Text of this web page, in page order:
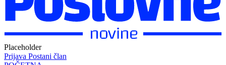
Placeholder
Prijava Postani član